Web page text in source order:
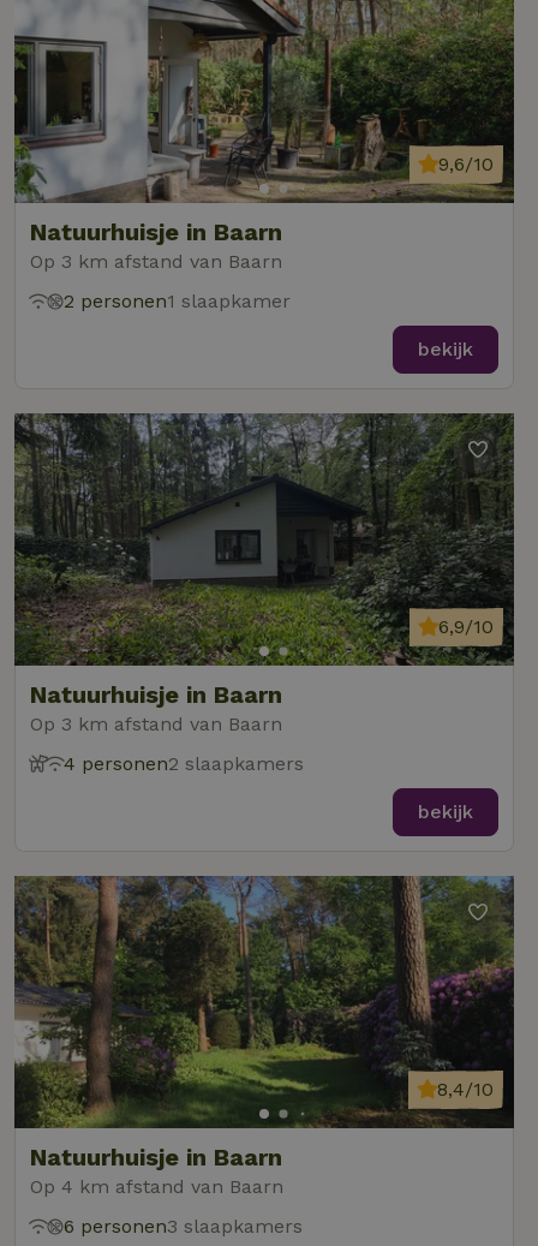
Natuurhuisje in Baarn
Op 3 km afstand van Baarn
9,6/10
2 personen1 slaapkamer
bekijk
Natuurhuisje in Baarn
Op 3 km afstand van Baarn
6,9/10
4 personen2 slaapkamers
bekijk
Natuurhuisje in Baarn
Op 4 km afstand van Baarn
8,4/10
6 personen3 slaapkamers